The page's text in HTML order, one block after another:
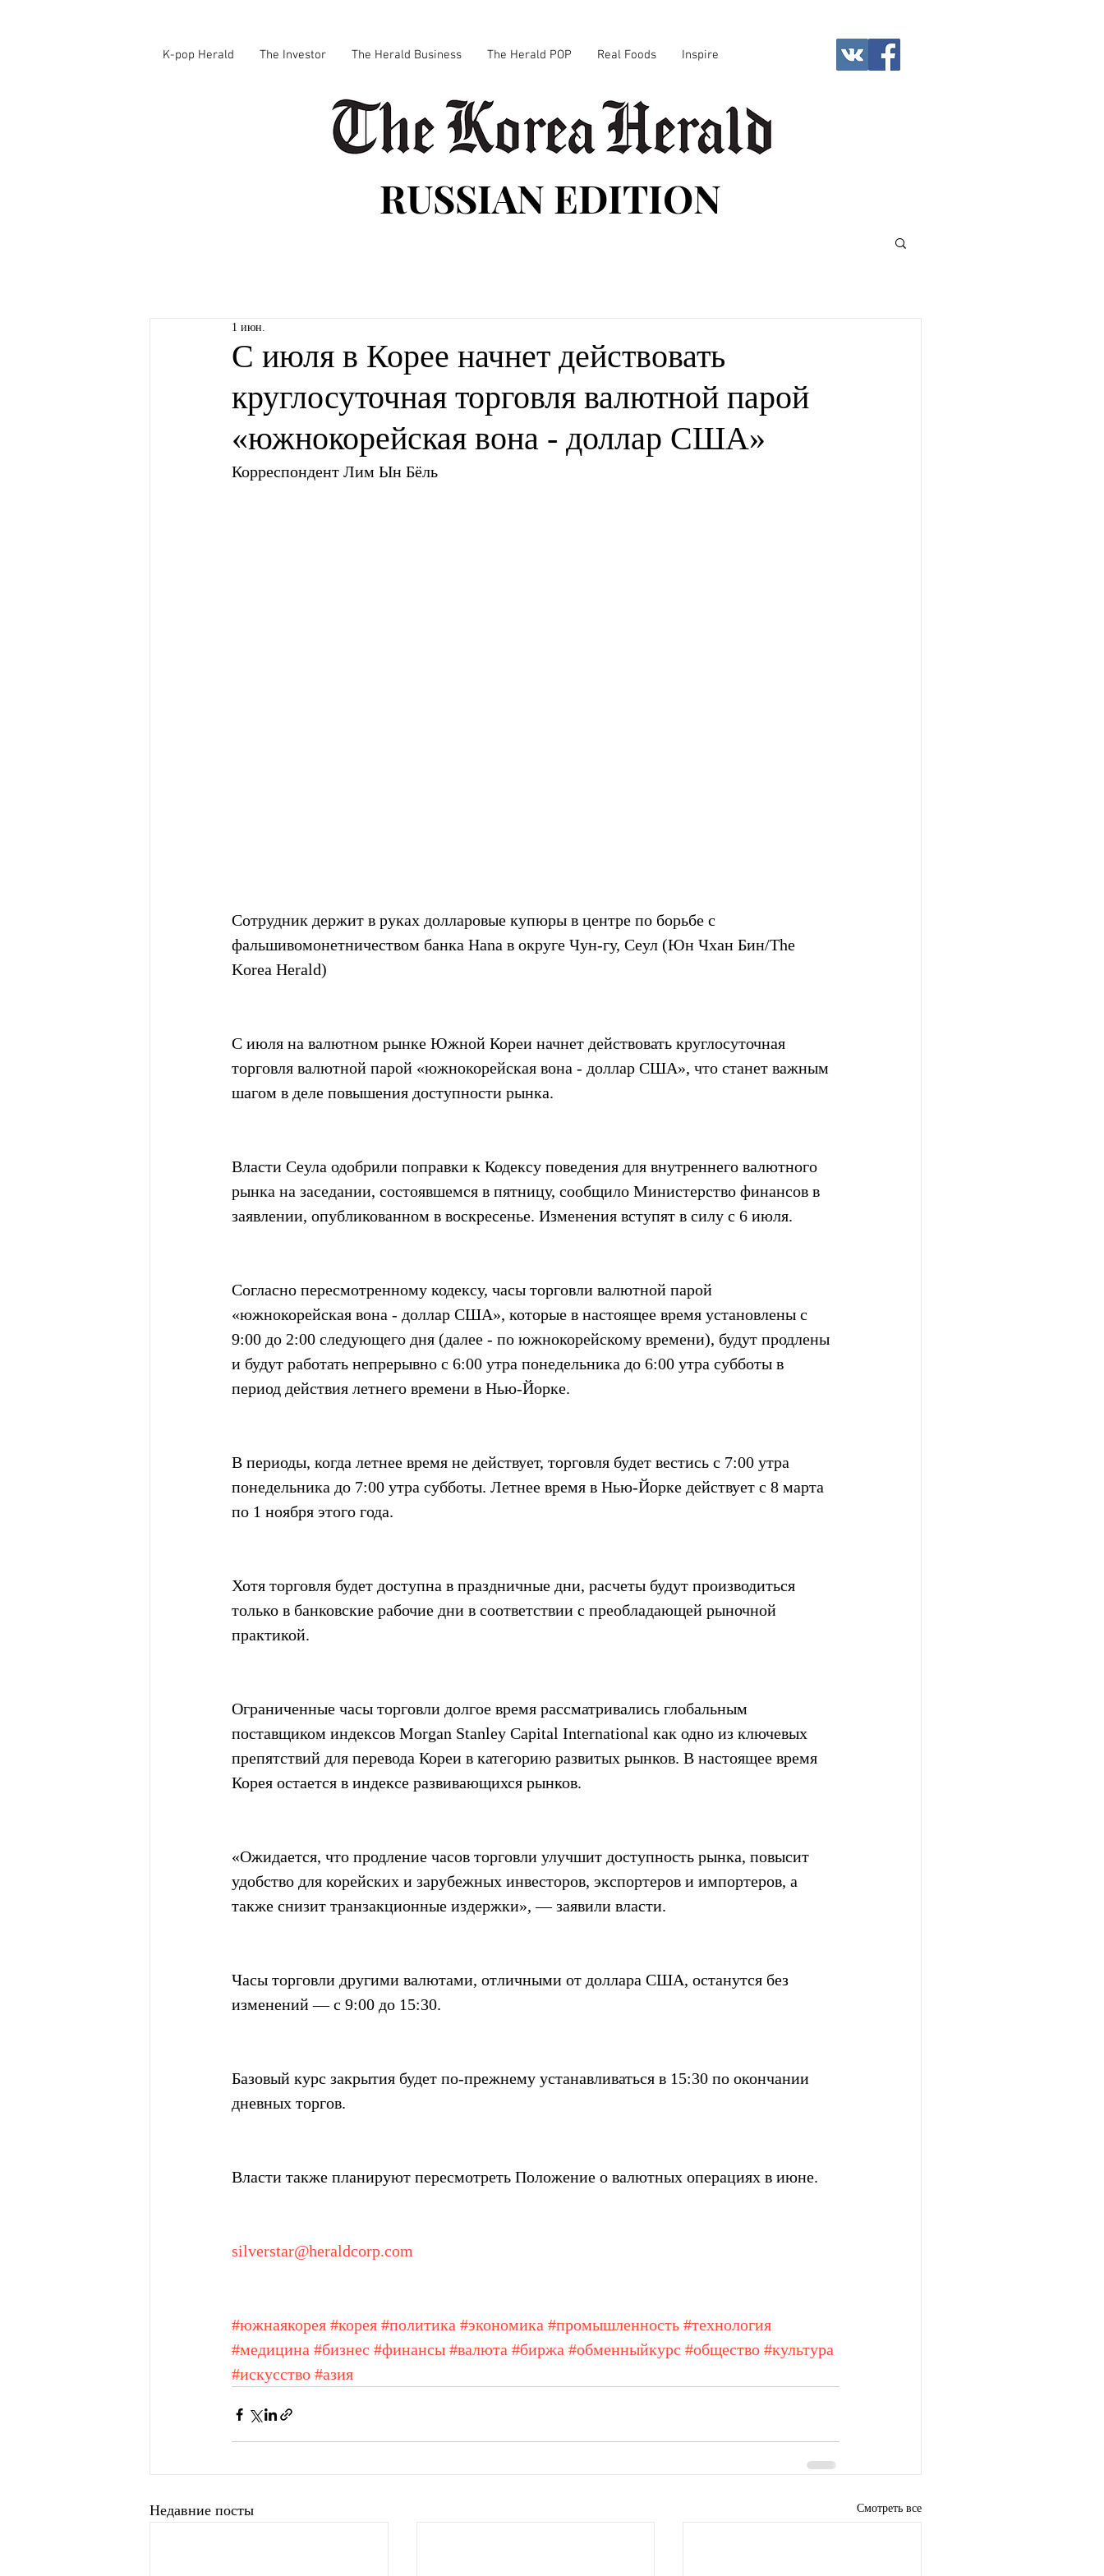
K-pop Herald The Investor The Herald Business The Herald POP Real Foods Inspire
RUSSIAN EDITION
С июля в Корее начнет действовать
круглосуточная торговля валютной парой
«южнокорейская вона - доллар США»
1 июн.
Корреспондент Лим Ын Бёль
Сотрудник держит в руках долларовые купюры в центре по борьбе с
фальшивомонетничеством банка Hana в округе Чун-гу, Сеул (Юн Чхан Бин/The
Korea Herald)
С июля на валютном рынке Южной Кореи начнет действовать круглосуточная
торговля валютной парой «южнокорейская вона - доллар США», что станет важным
шагом в деле повышения доступности рынка.
Власти Сеула одобрили поправки к Кодексу поведения для внутреннего валютного
рынка на заседании, состоявшемся в пятницу, сообщило Министерство финансов в
заявлении, опубликованном в воскресенье. Изменения вступят в силу с 6 июля.
Согласно пересмотренному кодексу, часы торговли валютной парой
«южнокорейская вона - доллар США», которые в настоящее время установлены с
9:00 до 2:00 следующего дня (далее - по южнокорейскому времени), будут продлены
и будут работать непрерывно с 6:00 утра понедельника до 6:00 утра субботы в
период действия летнего времени в Нью-Йорке.
В периоды, когда летнее время не действует, торговля будет вестись с 7:00 утра
понедельника до 7:00 утра субботы. Летнее время в Нью-Йорке действует с 8 марта
по 1 ноября этого года.
Хотя торговля будет доступна в праздничные дни, расчеты будут производиться
только в банковские рабочие дни в соответствии с преобладающей рыночной
практикой.
Ограниченные часы торговли долгое время рассматривались глобальным
поставщиком индексов Morgan Stanley Capital International как одно из ключевых
препятствий для перевода Кореи в категорию развитых рынков. В настоящее время
Корея остается в индексе развивающихся рынков.
«Ожидается, что продление часов торговли улучшит доступность рынка, повысит
удобство для корейских и зарубежных инвесторов, экспортеров и импортеров, а
также снизит транзакционные издержки», — заявили власти.
Часы торговли другими валютами, отличными от доллара США, останутся без
изменений — с 9:00 до 15:30.
Базовый курс закрытия будет по-прежнему устанавливаться в 15:30 по окончании
дневных торгов.
Власти также планируют пересмотреть Положение о валютных операциях в июне.
silverstar@heraldcorp.com
#южнаякорея #корея #политика #экономика #промышленность #технология
#медицина #бизнес #финансы #валюта #биржа #обменныйкурс #общество #культура
#искусство #азия
Недавние посты Смотреть все